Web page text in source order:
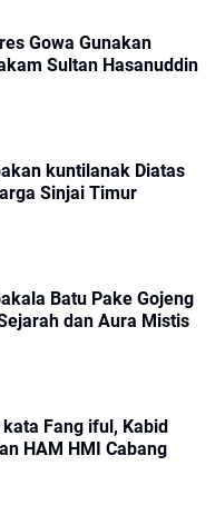
Gowa Gunakan
Sultan Hasanuddin
kuntilanak Diatas
Sinjai Timur
Batu Pake Gojeng
dan Aura Mistis
Fang iful, Kabid
HAM HMI Cabang